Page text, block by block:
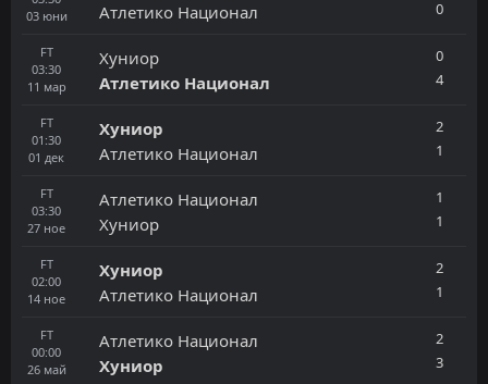
03 юни
Атлетико Национал
0
FT
03:30
11 мар
Хуниор
Атлетико Национал
0
4
FT
01:30
01 дек
Хуниор
Атлетико Национал
2
1
FT
03:30
27 ное
Атлетико Национал
Хуниор
1
1
FT
02:00
14 ное
Хуниор
Атлетико Национал
2
1
FT
00:00
26 май
Атлетико Национал
Хуниор
2
3